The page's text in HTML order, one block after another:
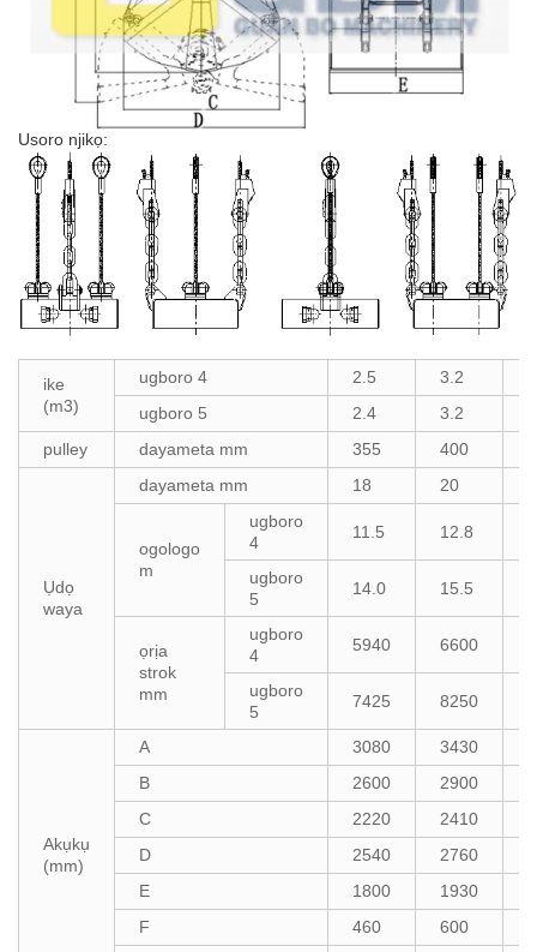
Usoro njikọ:
ike
(m3)
ugboro 4 2.5 3.2
ugboro 5
2.4 3.2
pulley
dayameta mm 355 400
Ụdọ
waya
dayameta mm 18 20
ogologo
m
ugboro
4
11.5 12.8
ugboro
5
14.0 15.5
ọrịa
strok
mm
ugboro
4
5940 6600
ugboro
5
7425 8250
Akụkụ
(mm)
A 3080 3430
B
2600 2900
C
2220 2410
D
2540 2760
E
1800 1930
F
460 600